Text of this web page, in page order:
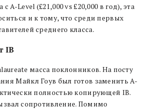
A-Level (£21,000 vs £20,000 в год), эта
и к тому, что среди первых
среднего класса.
IB
масса поклонников. На посту
Майкл Гоув был готов заменить A-
полностью копирующей IB.
сопротивление. Помимо